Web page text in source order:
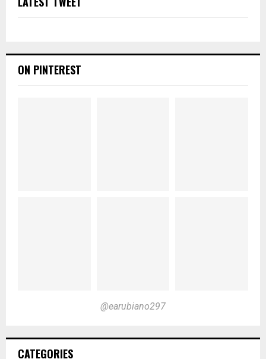
ON PINTEREST
@earubiano297
CATEGORIES